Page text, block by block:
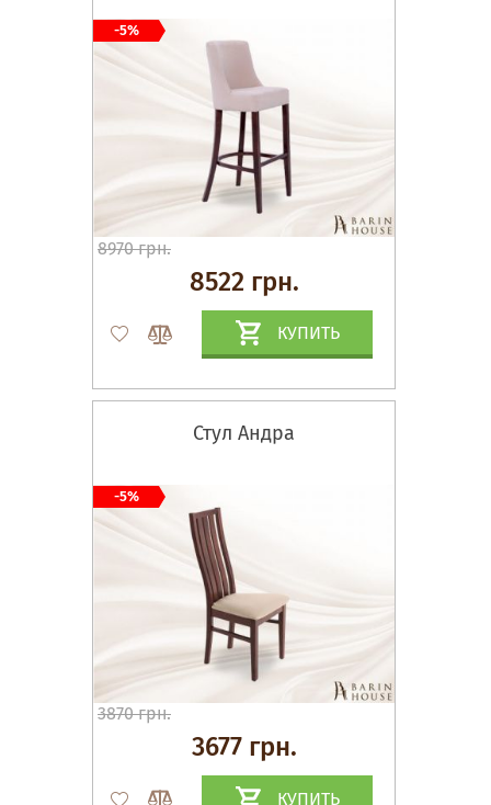
8970 грн.
8522 грн.
КУПИТЬ
-5%
Стул Андра
3870 грн.
3677 грн.
КУПИТЬ
-5%